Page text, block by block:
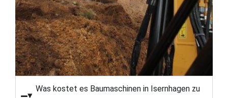
Was kostet es Baumaschinen in Isernhagen zu